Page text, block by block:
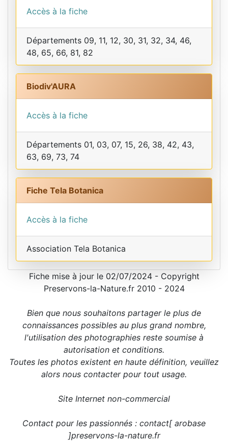
Accès à la fiche
Départements 09, 11, 12, 30, 31, 32, 34, 46,
48, 65, 66, 81, 82
Biodiv'AURA
Accès à la fiche
Départements 01, 03, 07, 15, 26, 38, 42, 43,
63, 69, 73, 74
Fiche Tela Botanica
Accès à la fiche
Association Tela Botanica
Fiche mise à jour le 02/07/2024 - Copyright
Preservons-la-Nature.fr 2010 - 2024
Bien que nous souhaitons partager le plus de
connaissances possibles au plus grand nombre,
l'utilisation des photographies reste soumise à
autorisation et conditions.
Toutes les photos existent en haute définition, veuillez
alors nous contacter pour tout usage.
Site Internet non-commercial
Contact pour les passionnés : contact[ arobase
]preservons-la-nature.fr